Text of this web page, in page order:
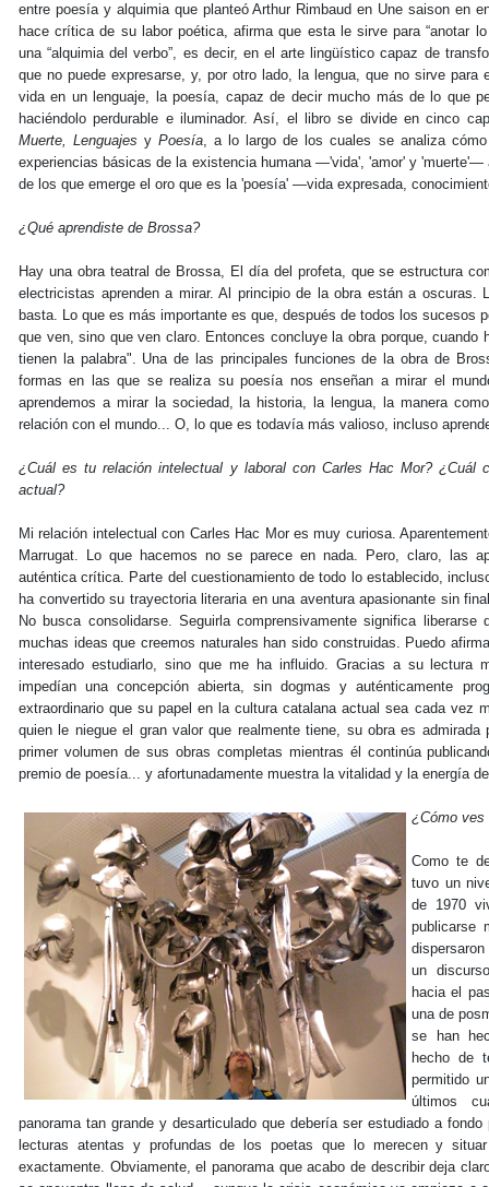
entre poesía y alquimia que planteó Arthur Rimbaud en Une saison en
hace crítica de su labor poética, afirma que esta le sirve para “anotar
una “alquimia del verbo”, es decir, en el arte lingüístico capaz de
que no puede expresarse, y, por otro lado, la lengua, que no sirve
vida en un lenguaje, la poesía, capaz de decir mucho más de lo que
haciéndolo perdurable e iluminador. Así, el libro se divide en cinco
Muerte, Lenguajes yPoesía, a lo largo de los cuales se analiza
experiencias básicas de la existencia humana —'vida', 'amor' y 'muerte'—
de los que emerge el oro que es la 'poesía' —vida expresada,
¿Qué aprendiste de Brossa?
Hay una obra teatral de Brossa, El día del profeta, que se estructura
electricistas aprenden a mirar. Al principio de la obra están a oscuras.
basta. Lo que es más importante es que, después de todos los sucesos
que ven, sino que ven claro. Entonces concluye la obra porque, cuando
tienen la palabra". Una de las principales funciones de la obra de
formas en las que se realiza su poesía nos enseñan a mirar el
aprendemos a mirar la sociedad, la historia, la lengua, la manera
relación con el mundo... O, lo que es todavía más valioso, incluso
¿Cuál es tu relación intelectual y laboral con Carles Hac Mor? ¿Cuál
actual?
Mi relación intelectual con Carles Hac Mor es muy curiosa.
Marrugat. Lo que hacemos no se parece en nada. Pero, claro, las
auténtica crítica. Parte del cuestionamiento de todo lo establecido,
ha convertido su trayectoria literaria en una aventura apasionante sin
No busca consolidarse. Seguirla comprensivamente significa
muchas ideas que creemos naturales han sido construidas. Puedo
interesado estudiarlo, sino que me ha influido. Gracias a su lectura
impedían una concepción abierta, sin dogmas y auténticamente
extraordinario que su papel en la cultura catalana actual sea cada vez
quien le niegue el gran valor que realmente tiene, su obra es
primer volumen de sus obras completas mientras él continúa
premio de poesía... y afortunadamente muestra la vitalidad y la energía
¿Cómo ves
Como te
tuvo un
de 1970
publicarse
un
hacia el
una de
se han
hecho de
permitido
últimos
panorama tan grande y desarticulado que debería ser estudiado a
lecturas atentas y profundas de los poetas que lo merecen y
exactamente. Obviamente, el panorama que acabo de describir deja